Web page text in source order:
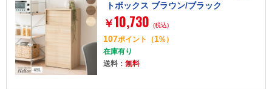
トボックス ブラウン/ブラック
￥10,730 (税込)
107ポイント （1%）
在庫有り
送料： 無料